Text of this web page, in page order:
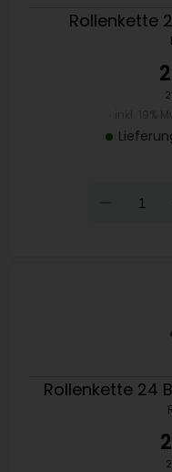
Rollenkette
Down
Rollenkette 24